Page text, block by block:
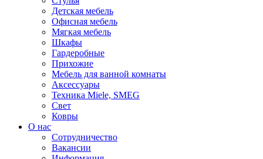
Детская мебель
Офисная мебель
Мягкая мебель
Шкафы
Гардеробные
Прихожие
Мебель для ванной комнаты
Аксессуары
Техника Miele, SMEG
Свет
Ковры
О нас
Сотрудничество
Вакансии